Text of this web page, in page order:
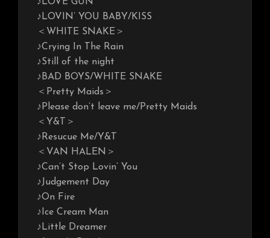
♪LOVIN’ YOU BABY/KISS
＜WHITE SNAKE＞
♪Crying In The Rain
♪Still of the night
♪BAD BOYS/WHITE SNAKE
＜Pretty Maids＞
♪Please don’t leave me/Pretty Maids
＜Y&T＞
♪Resucue Me/Y&T
＜VAN HALEN＞
♪Can’t Stop Lovin’ You
♪Judgement Day
♪On Fire
♪Ice Cream Man
♪Little Dreamer